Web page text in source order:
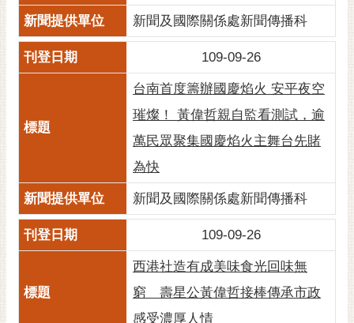
及
安
全
站
開
放
宣
告
府
新聞及國際關係處新聞傳播科
109-09-26
台南首度籌辦國慶焰火 安平夜空
璀燦！ 黃偉哲親自監看測試，逾
萬民眾聚集國慶焰火主舞台先賭
為快
新聞及國際關係處新聞傳播科
109-09-26
西港社造有成美味食光回味無
窮 壽星公黃偉哲接棒傳承市政
感受濃厚人情